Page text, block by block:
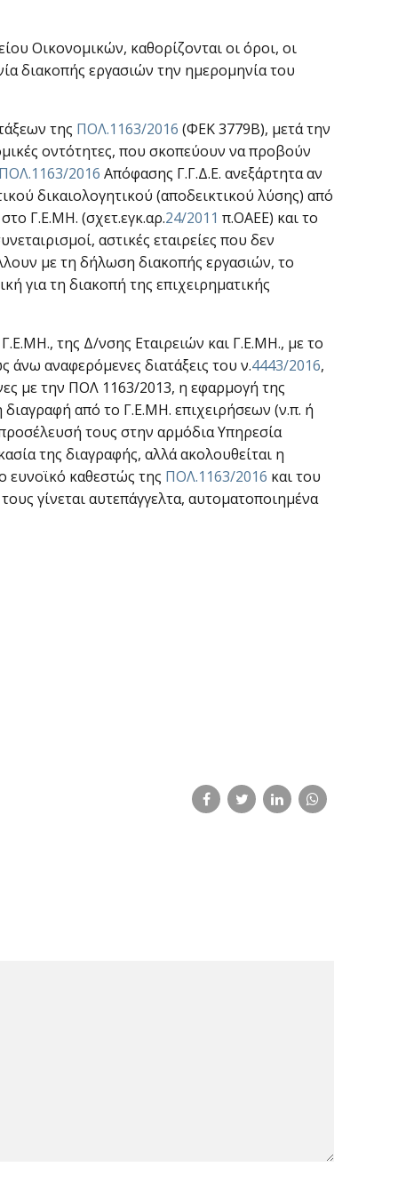
Οικονομικών, καθορίζονται οι όροι, οι
διακοπής εργασιών την ημερομηνία του
της ΠΟΛ.1163/2016 (ΦΕΚ 3779Β), μετά την
οντότητες, που σκοπεύουν να προβούν
ΠΟΛ.1163/2016 Απόφασης Γ.Γ.Δ.Ε. ανεξάρτητα αν
δικαιολογητικού (αποδεικτικού λύσης) από
Γ.Ε.ΜΗ. (σχετ.εγκ.αρ.24/2011 π.ΟΑΕΕ) και το
αστικές εταιρείες που δεν
με τη δήλωση διακοπής εργασιών, το
για τη διακοπή της επιχειρηματικής
της Δ/νσης Εταιρειών και Γ.Ε.ΜΗ., με το
αναφερόμενες διατάξεις του ν.4443/2016,
με την ΠΟΛ 1163/2013, η εφαρμογή της
από το Γ.Ε.ΜΗ. επιχειρήσεων (ν.π. ή
τους στην αρμόδια Υπηρεσία
της διαγραφής, αλλά ακολουθείται η
ευνοϊκό καθεστώς της ΠΟΛ.1163/2016 και του
γίνεται αυτεπάγγελτα, αυτοματοποιημένα